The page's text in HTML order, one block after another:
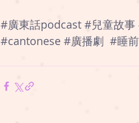
#廣東話podcast #兒童故事
#cantonese #廣播劇 #睡